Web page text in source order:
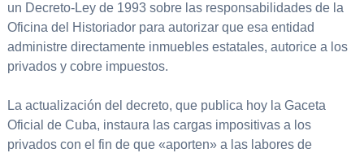
un Decreto-Ley de 1993 sobre las responsabilidades de la
Oficina del Historiador para autorizar que esa entidad
administre directamente inmuebles estatales, autorice a los
privados y cobre impuestos.
La actualización del decreto, que publica hoy la Gaceta
Oficial de Cuba, instaura las cargas impositivas a los
privados con el fin de que «aporten» a las labores de